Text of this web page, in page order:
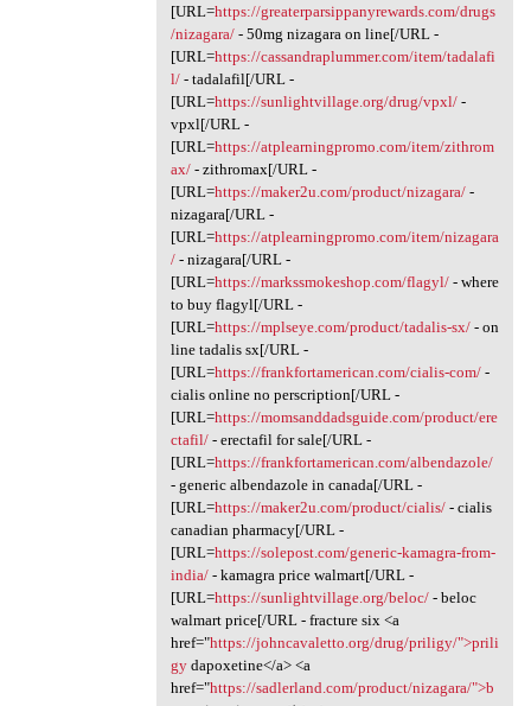
[URL=https://greaterparsippanyrewards.com/drugs
/nizagara/- 50mg nizagara on line[/URL -
[URL=https://cassandraplummer.com/item/tadalafi
l/- tadalafil[/URL -
[URL=https://sunlightvillage.org/drug/vpxl/-
vpxl[/URL -
[URL=https://atplearningpromo.com/item/zithrom
ax/- zithromax[/URL -
[URL=https://maker2u.com/product/nizagara/-
nizagara[/URL -
[URL=https://atplearningpromo.com/item/nizagara
/- nizagara[/URL -
[URL=https://markssmokeshop.com/flagyl/- where
to buy flagyl[/URL -
[URL=https://mplseye.com/product/tadalis-sx/- on
line tadalis sx[/URL -
[URL=https://frankfortamerican.com/cialis-com/-
cialis online no perscription[/URL -
[URL=https://momsanddadsguide.com/product/ere
ctafil/- erectafil for sale[/URL -
[URL=https://frankfortamerican.com/albendazole/
- generic albendazole in canada[/URL -
[URL=https://maker2u.com/product/cialis/- cialis
canadian pharmacy[/URL -
[URL=https://solepost.com/generic-kamagra-from-
india/- kamagra price walmart[/URL -
[URL=https://sunlightvillage.org/beloc/- beloc
walmart price[/URL - fracture six <a
href="https://johncavaletto.org/drug/priligy/">prili
gydapoxetine</a> <a
href="https://sadlerland.com/product/nizagara/">b